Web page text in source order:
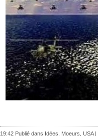
19:42 Publié dans Idées Moeurs USA|